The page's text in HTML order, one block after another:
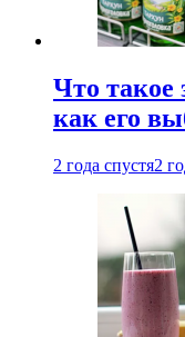
Что такое
как его
2 года спустя2